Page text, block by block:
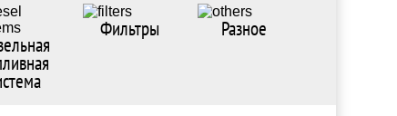
Фильтры Разное